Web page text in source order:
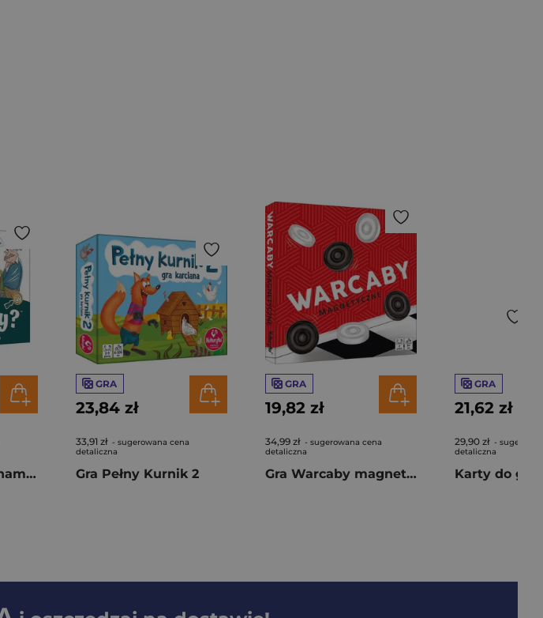
Gra Czy my się znamy?
GRA
23,84 zł
33,91 zł - sugerowana cena
detaliczna
Gra Pełny Kurnik 2
GRA
19,82 zł
34,99 zł - sugerowana cena
detaliczna
Gra Warcaby magnetyczne
GRA
21,62 zł
29,90 zł -
detaliczna